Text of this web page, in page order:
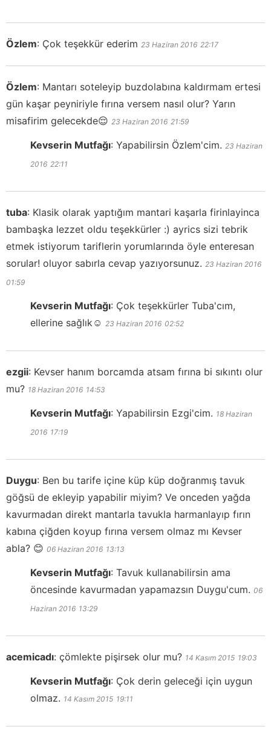
Özlem: Çok teşekkür ederim 23 Haziran 2016 22:17
Özlem: Mantarı soteleyip buzdolabına kaldırmam ertesi
gün kaşar peyniriyle fırına versem nasıl olur? Yarın
misafirim gelecekde😌 23 Haziran 2016 21:59
Kevserin Mutfağı: Yapabilirsin Özlem'cim. 23 Haziran
2016 22:11
tuba: Klasik olarak yaptığım mantari kaşarla firinlayinca
bambaşka lezzet oldu teşekkürler :) ayrics sizi tebrik
etmek istiyorum tariflerin yorumlarında öyle enteresan
sorular! oluyor sabırla cevap yazıyorsunuz. 23 Haziran 2016
01:59
Kevserin Mutfağı: Çok teşekkürler Tuba'cım,
ellerine sağlık☺️ 23 Haziran 2016 02:52
ezgii: Kevser hanım borcamda atsam fırına bi sıkıntı olur
mu? 18 Haziran 2016 14:53
Kevserin Mutfağı: Yapabilirsin Ezgi'cim. 18 Haziran
2016 17:19
Duygu: Ben bu tarife içine küp küp doğranmış tavuk
göğsü de ekleyip yapabilir miyim? Ve onceden yağda
kavurmadan direkt mantarla tavukla harmanlayıp fırın
kabına çiğden koyup fırına versem olmaz mı Kevser
abla? 😊 06 Haziran 2016 13:13
Kevserin Mutfağı: Tavuk kullanabilirsin ama
öncesinde kavurmadan yapamazsın Duygu'cum. 06
Haziran 2016 13:29
acemicadı: çömlekte pişirsek olur mu? 14 Kasım 2015 19:03
Kevserin Mutfağı: Çok derin geleceği için uygun
olmaz. 14 Kasım 2015 19:11